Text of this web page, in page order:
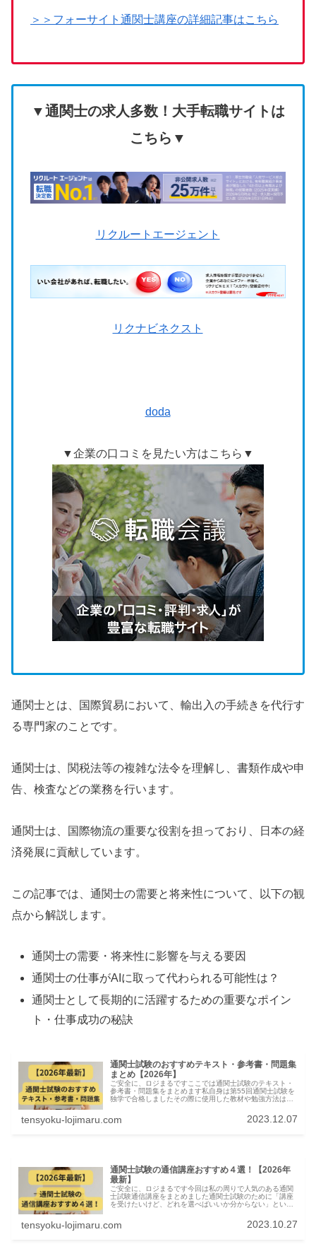
＞＞フォーサイト通関士講座の詳細記事はこちら
▼通関士の求人多数！大手転職サイトは
こちら▼
リクルートエージェント
リ クナビネクスト
doda
▼企業の口コミを見たい方はこちら▼
通関士とは、国際貿易において、輸出入の手続きを代行す
る専門家のことです。
通関士は、関税法等の複雑な法令を理解し、書類作成や申
告、検査などの業務を行います。
通関士は、国際物流の重要な役割を担っており、日本の経
済発展に貢献しています。
この記事では、通関士の需要と将来性について、以下の観
点から解説します。
通関士の需要・将来性に影響を与える要因
通関士の仕事がAIに取って代わられる可能性は？
通関士として長期的に活躍するための重要なポイン
ト・仕事成功の秘訣
通関士試験のおすすめテキスト・参考書・問題集
まとめ【2026年】
ご安全に、ロジまるですここでは通関士試験のテキスト・
参考書・問題集をまとめます私自身は第55回通関士試験を
独学で合格しましたその際に使用した教材や勉強方法は下
tensyoku-lojimaru.com 2023.12.07
通関士試験の通信講座おすすめ４選！【2026年
最新】
ご安全に、ロジまるです今回は私の周りで人気のある通関
士試験通信講座をまとめました通関士試験のために「講座
を受けたいけど、どれを選べばいいか分からない」という
tensyoku-lojimaru.com 2023.10.27